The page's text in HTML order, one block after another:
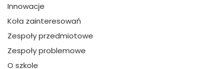
Innowacje
Koła zainteresowań
Zespoły przedmiotowe
Zespoły problemowe
O szkole